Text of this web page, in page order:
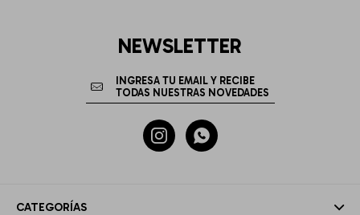
CATEGORÍAS
NEWSLETTER
 